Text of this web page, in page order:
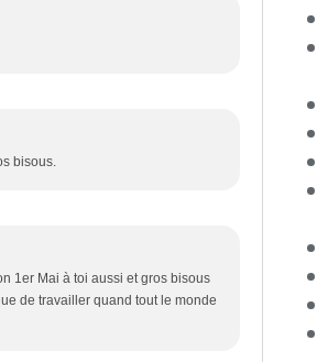
bisous.
1er Mai à toi aussi et gros bisous
de travailler quand tout le monde